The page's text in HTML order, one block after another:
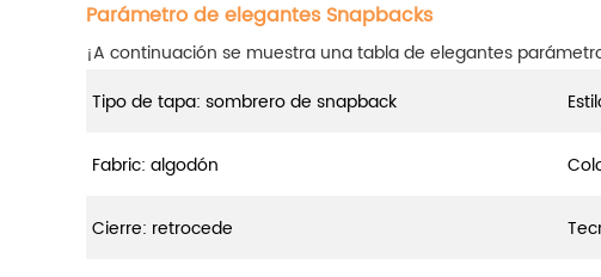
Parámetro de elegantes Snapbacks
¡A continuación se muestra una tabla de elegantes
Tipo de tapa: sombrero de snapback
Fabric: algodón
Cierre: retrocede